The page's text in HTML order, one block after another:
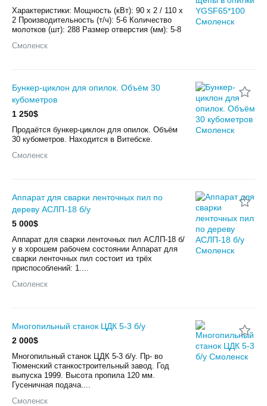
Характеристики: Мощность (кВт): 90 х 2 / 110 х
2 Производительность (т/ч): 5-6 Количество
молотков (шт): 288 Размер отверстия (мм): 5-8
Смоленск
Бункер-циклон для опилок. Объём 30
кубометров
1 250$
Продаётся бункер-циклон для опилок. Объём
30 кубометров. Находится в Витебске.
Смоленск
Аппарат для сварки ленточных пил по
дереву АСЛП-18 б/у
5 000$
Аппарат для сварки ленточных пил АСЛП-18 б/
у в хорошем рабочем состоянии Аппарат для
сварки ленточных пил состоит из трёх
приспособлений: 1....
Смоленск
Многопильный станок ЦДК 5-3 б/у
2 000$
Многопильный станок ЦДК 5-3 б/у. Пр- во
Тюменский станкостроительный завод. Год
выпуска 1999. Высота пропила 120 мм.
Гусеничная подача....
Смоленск